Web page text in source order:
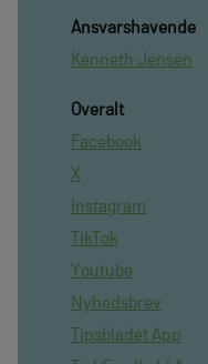
Ansvarshavende
Kenneth Jensen
Overalt
Facebook
X
Instagram
TikTok
Youtube
Nyhedsbrev
Tipsbladet App